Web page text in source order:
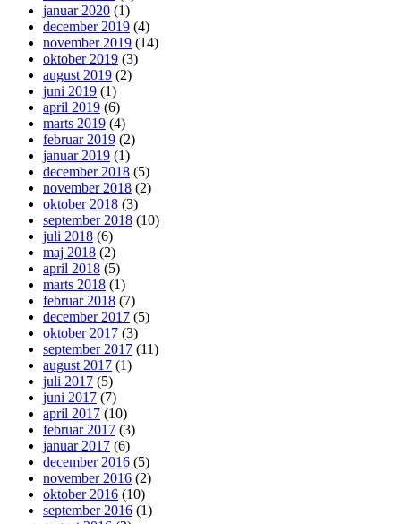
januar 2020 (1)
december 2019 (4)
november 2019 (14)
oktober 2019 (3)
august 2019 (2)
juni 2019 (1)
april 2019 (6)
marts 2019 (4)
februar 2019 (2)
januar 2019 (1)
december 2018 (5)
november 2018 (2)
oktober 2018 (3)
september 2018 (10)
juli 2018 (6)
maj 2018 (2)
april 2018 (5)
marts 2018 (1)
februar 2018 (7)
december 2017 (5)
oktober 2017 (3)
september 2017 (11)
august 2017 (1)
juli 2017 (5)
juni 2017 (7)
april 2017 (10)
februar 2017 (3)
januar 2017 (6)
december 2016 (5)
november 2016 (2)
oktober 2016 (10)
september 2016 (1)